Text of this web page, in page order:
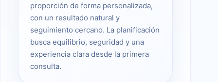
proporción de forma personalizada,
con un resultado natural y
seguimiento cercano. La planificación
busca equilibrio, seguridad y una
experiencia clara desde la primera
consulta.